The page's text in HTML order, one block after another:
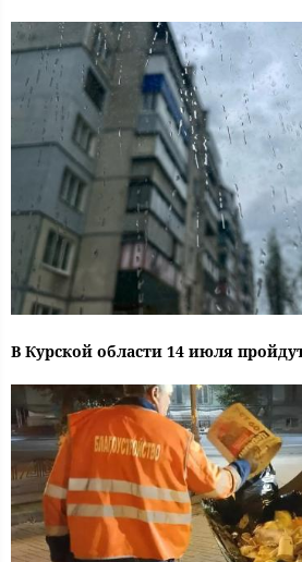
В Курской области 14 июля